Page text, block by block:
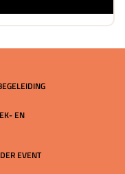
EN
EVENT